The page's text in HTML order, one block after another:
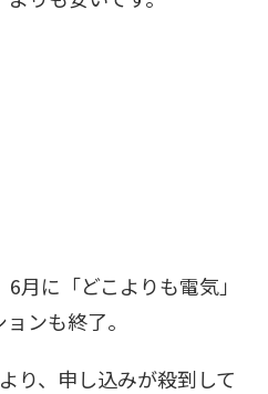
月に「どこよりも電気」
ンも終了。
り、申し込みが殺到して